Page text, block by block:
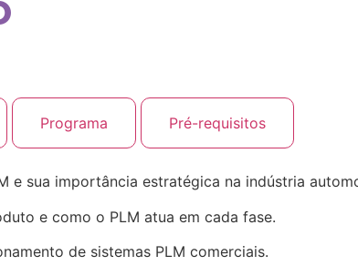
Programa Pré-requisitos
e sua importância estratégica na indústria
e como o PLM atua em cada fase.
de sistemas PLM comerciais.